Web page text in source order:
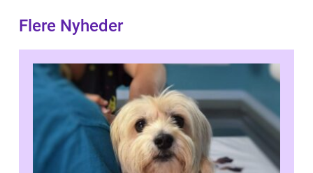
Flere Nyheder